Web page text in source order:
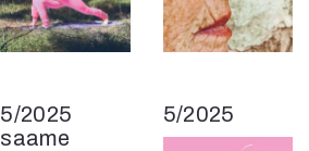
5/2025
saame
5/2025